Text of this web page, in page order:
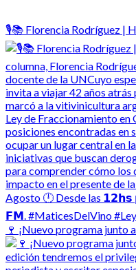
🎙️📚 Florencia Rodríguez |
🍷 ¡Nuevo programa junto